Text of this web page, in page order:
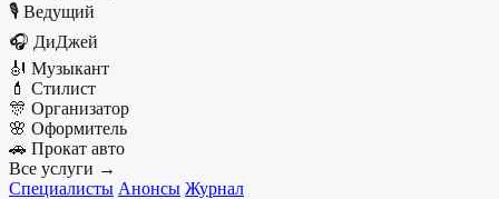
🎙️ Ведущий
🎧 ДиДжей
🎻 Музыкант
💄 Стилист
🎊 Организатор
🌸 Оформитель
🚗 Прокат авто
Все услуги →
Специалисты Анонсы Журнал